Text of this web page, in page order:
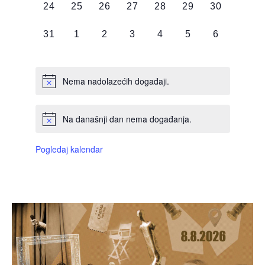
0
24
0
25
0
26
0
27
0
28
0
29
0
30
0
31
0
1
0
2
0
3
0
4
0
5
0
6
Nema nadolazećih događaji.
Na današnji dan nema događanja.
Pogledaj kalendar